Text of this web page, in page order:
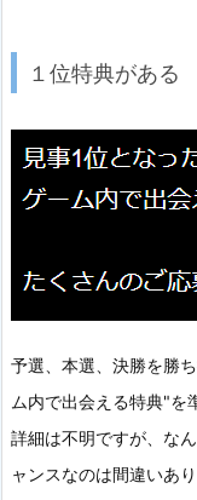
１位特典がある
予選、本選、決勝を勝
ム内で出会える特典"を
詳細は不明ですが、な
ャンスなのは間違いあり